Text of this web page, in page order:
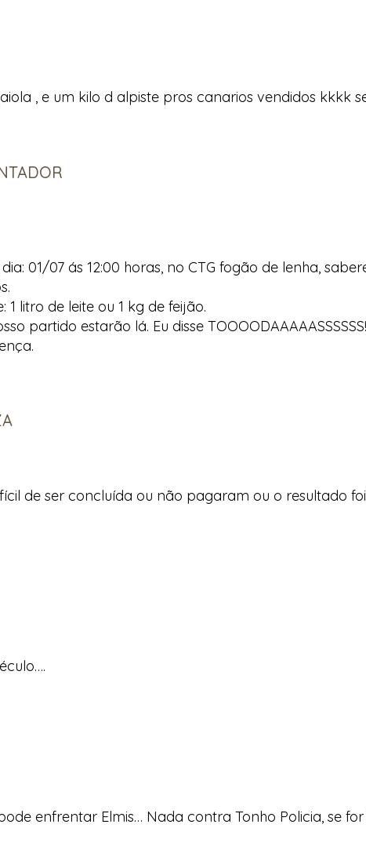
, e um kilo d alpiste pros canarios vendidos kkkk
01/07 ás 12:00 horas, no CTG fogão de lenha,
litro de leite ou 1 kg de feijão.
partido estarão lá. Eu disse
de ser concluída ou não pagaram ou o resultado
enfrentar Elmis… Nada contra Tonho Policia, se